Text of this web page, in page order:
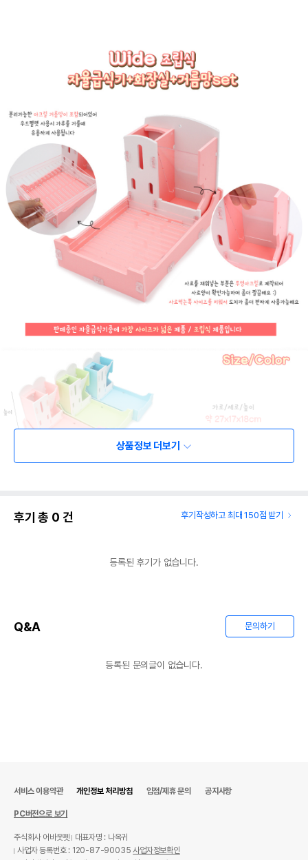
상품정보 더보기
후기 총 0 건 후기작성하고 최대 150점 받기
등록된 후기가 없습니다.
Q&A 문의하기
등록된 문의글이 없습니다.
서비스 이용약관 개인정보 처리방침 입점/제휴 문의 공지사항
PC버전으로 보기
주식회사 어바웃펫
대표자명 : 나옥귀
사업자 등록번호 : 120-87-90035사업자정보확인